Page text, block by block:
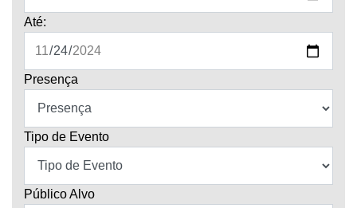
Até:
Presença
Tipo de Evento
Público Alvo